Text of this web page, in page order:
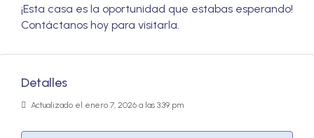
¡Esta casa es la oportunidad que estabas esperando!
Contáctanos hoy para visitarla.
Detalles
Actualizado el enero 7, 2026 a las 3:39 pm